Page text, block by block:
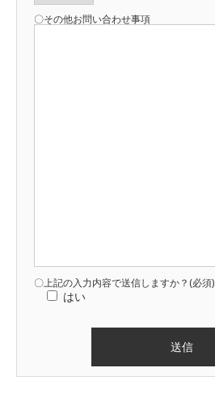
〇その他お問い合わせ事項
〇上記の入力内容で送信しますか？(必須)
はい